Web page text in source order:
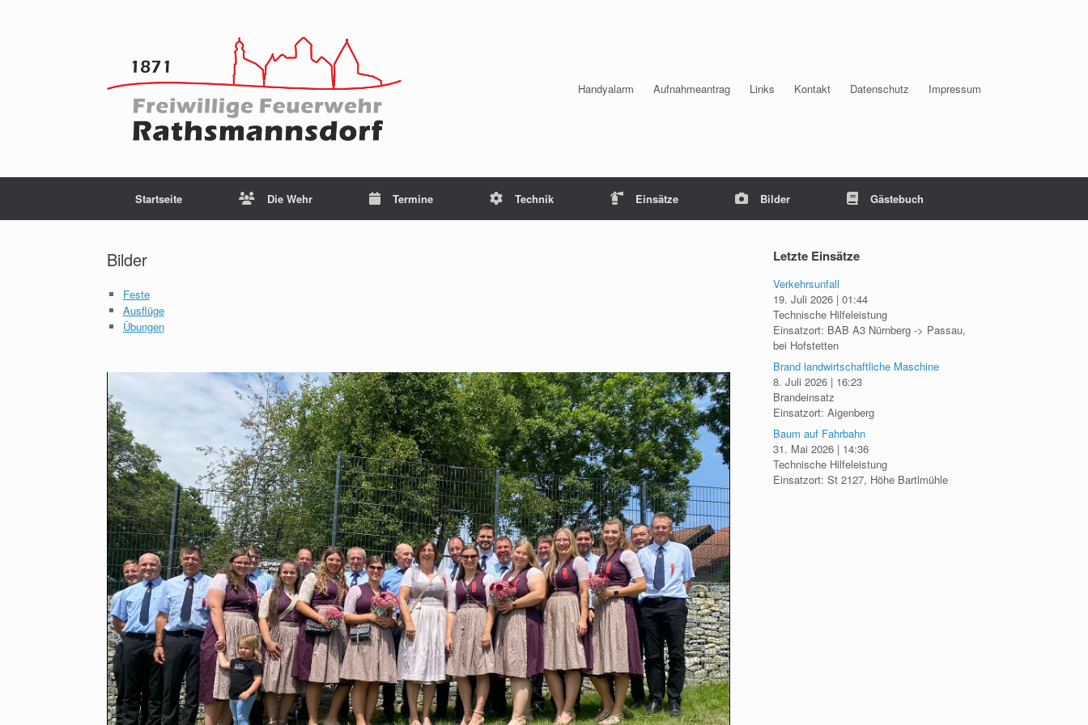
Handyalarm Aufnahmeantrag Links Kontakt Datenschutz Impressum
Startseite Die Wehr Termine Technik Einsätze Bilder Gästebuch
Bilder
Feste
Ausflüge
Übungen
Letzte Einsätze
Verkehrsunfall
19. Juli 2026 |01:44
Technische Hilfeleistung
Einsatzort: BAB A3 Nürnberg -> Passau,
bei Hofstetten
Brand landwirtschaftliche Maschine
8. Juli 2026 | 16:23
Brandeinsatz
Einsatzort: Aigenberg
Baum auf Fahrbahn
31. Mai 2026 | 14:36
Technische Hilfeleistung
Einsatzort: St 2127, Höhe Bartlmühle